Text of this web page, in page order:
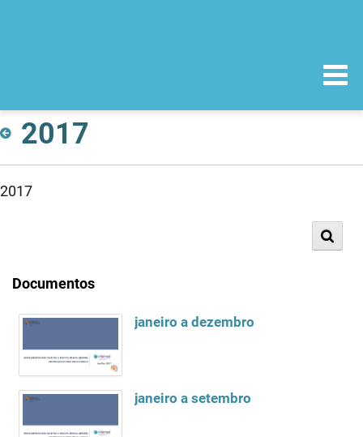
2017
2017
Documentos
janeiro a dezembro
janeiro a setembro